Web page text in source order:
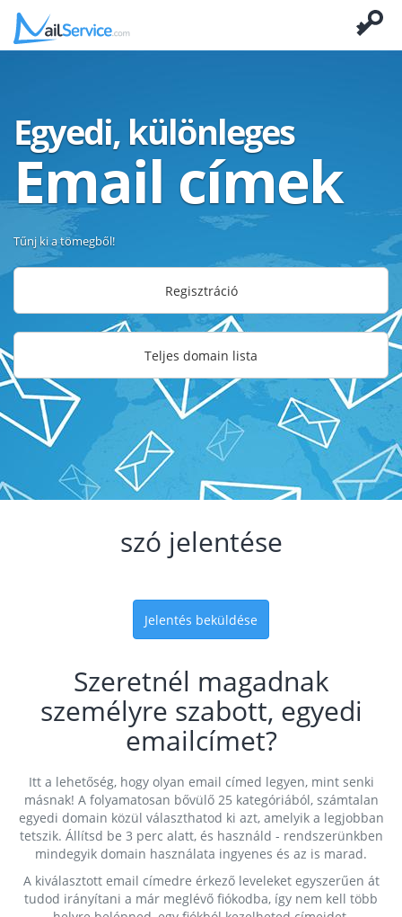
Egyedi, különleges
Email címek
Tűnj ki a tömegből!
Regisztráció
Teljes domain lista
szó jelentése
Jelentés beküldése
Szeretnél magadnak
személyre szabott, egyedi
emailcímet?
Itt a lehetőség, hogy olyan email címed legyen, mint senki
másnak! A folyamatosan bővülő 25 kategóriából, számtalan
egyedi domain közül választhatod ki azt, amelyik a legjobban
tetszik. Állítsd be 3 perc alatt, és használd - rendszerünkben
mindegyik domain használata ingyenes és az is marad.
A kiválasztott email címedre érkező leveleket egyszerűen át
tudod irányítani a már meglévő fiókodba, így nem kell több